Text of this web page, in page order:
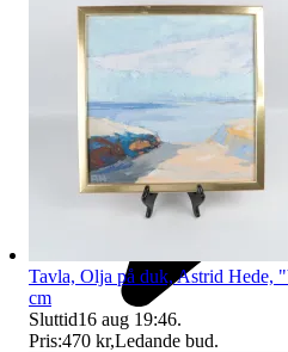
Tavla, Olja på duk, Astrid Hede,
cm
Sluttid16 aug 19:46.
Pris:470 kr,Ledande bud.